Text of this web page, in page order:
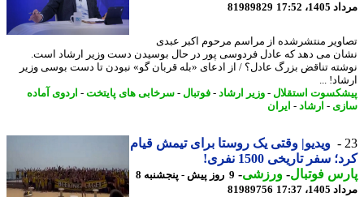
17:52
81989829
منتشرشده از مراسم مرحوم اکبر عبدی
می دهد که عادل فردوسی پور در حال بوسیدن دست وزیر ارشاد است.
تناقض بزرگ عادل؟ / از ادعای «بله قربان گو» نبودن تا دست بوسی وزیر
...
استقلال-وزیر ارشاد -فوتبال-سرخابی های پایتخت-اردوی آماده
- ارشاد -ایران
ویدیو| وقتی یک روستا برای تیمش قیام
سفر تاریخی 1500 نفری!
فوتبال-ورزشی-
9 روز پیش - پنجشنبه 8
17:37
81989756